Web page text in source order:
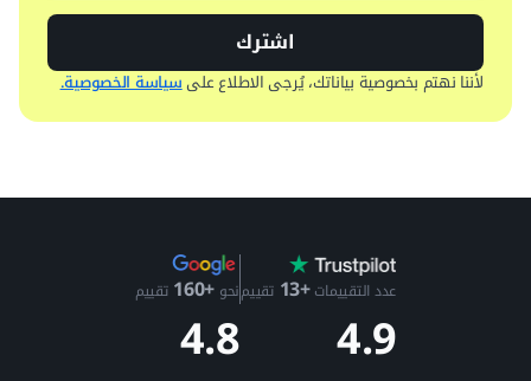
اشترك
لأننا نهتم بخصوصية بياناتك، يُرجى الاطلاع علىسياسة الخصوصية.
عدد التقييمات+13 تقييم
4.9
نحو +160 تقييم
4.8